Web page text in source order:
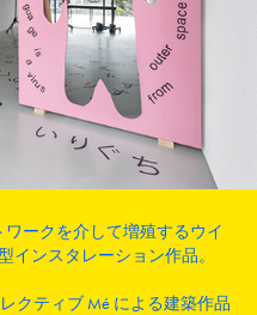
ークを介して増殖するウイ
インスタレーション作品。
クティブ Mé による建築作品